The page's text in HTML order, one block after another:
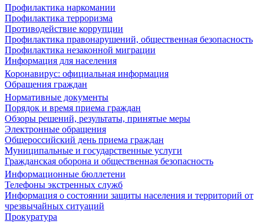
Профилактика наркомании
Профилактика терроризма
Противодействие коррупции
Профилактика правонарушений, общественная безопасность
Профилактика незаконной миграции
Информация для населения
Коронавирус: официальная информация
Обращения граждан
Нормативные документы
Порядок и время приема граждан
Обзоры решений, результаты, принятые меры
Электронные обращения
Общероссийский день приема граждан
Муниципальные и государственные услуги
Гражданская оборона и общественная безопасность
Информационные бюллетени
Телефоны экстренных служб
Информация о состоянии защиты населения и территорий от
чрезвычайных ситуаций
Прокуратура